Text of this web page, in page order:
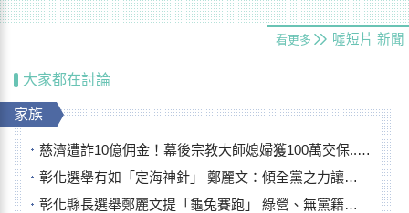
看更多 噓短片 新聞
大家都在討論
家族
慈濟遭詐10億佣金！幕後宗教大師媳婦獲100萬交保...快步奔離不發一語
彰化選舉有如「定海神針」 鄭麗文：傾全黨之力讓彰化贏
彰化縣長選舉鄭麗文提「龜兔賽跑」 綠營、無黨籍忙否認是烏龜